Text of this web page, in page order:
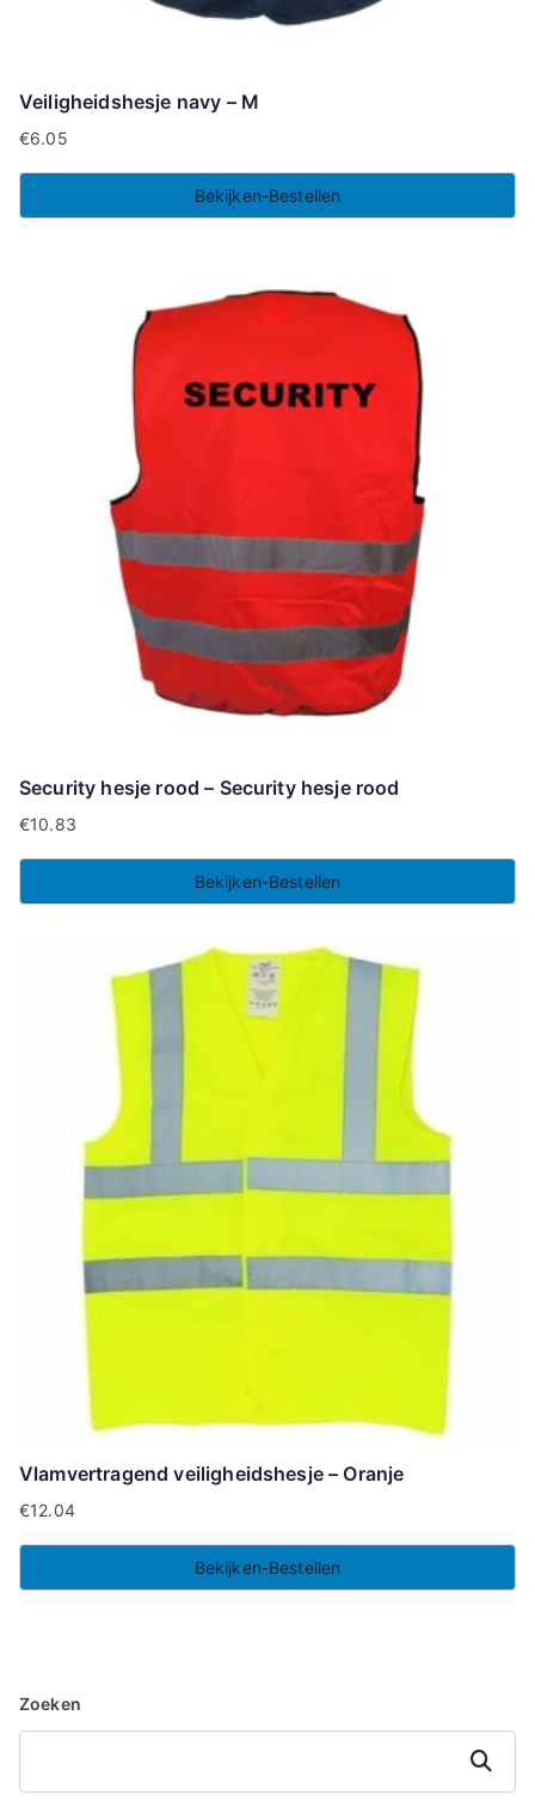
Veiligheidshesje navy – M
€6.05
Bekijken-Bestellen
Security hesje rood – Security hesje rood
€10.83
Bekijken-Bestellen
Vlamvertragend veiligheidshesje – Oranje
€12.04
Bekijken-Bestellen
Zoeken
Zoeken